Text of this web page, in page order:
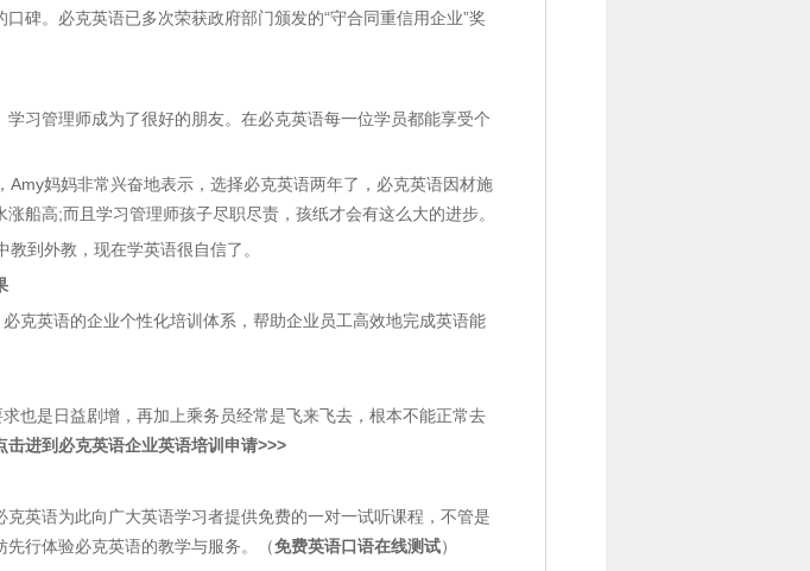
碑。必克英语已多次荣获政府部门颁发的“守合同重信用企业”奖
习管理师成为了很好的朋友。在必克英语每一位学员都能享受个
妈妈非常兴奋地表示，选择必克英语两年了，必克英语因材施
船高;而且学习管理师孩子尽职尽责，孩纸才会有这么大的进步。
到外教，现在学英语很自信了。
克英语的企业个性化培训体系，帮助企业员工高效地完成英语能
也是日益剧增，再加上乘务员经常是飞来飞去，根本不能正常去
击进到必克英语企业英语培训申请>>>
英语为此向广大英语学习者提供免费的一对一试听课程，不管是
行体验必克英语的教学与服务。（免费英语口语在线测试）